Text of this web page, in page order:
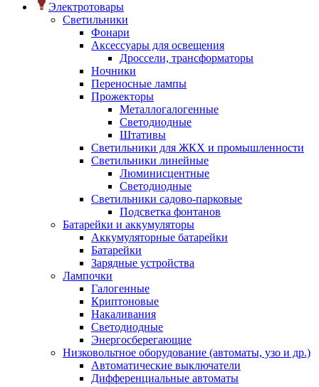
Электротовары
Светильники
Фонари
Аксессуары для освещения
Дроссели, трансформаторы
Ночники
Переносные лампы
Прожекторы
Металлогалогенные
Светодиодные
Штативы
Светильники для ЖКХ и промышленности
Светильники линейные
Люминисцентные
Светодиодные
Светильники садово-парковые
Подсветка фонтанов
Батарейки и аккумуляторы
Аккумуляторные батарейки
Батарейки
Зарядные устройства
Лампочки
Галогенные
Криптоновые
Накаливания
Светодиодные
Энергосберегающие
Низковольтное оборудование (автоматы, узо и др.)
Автоматические выключатели
Дифференциальные автоматы